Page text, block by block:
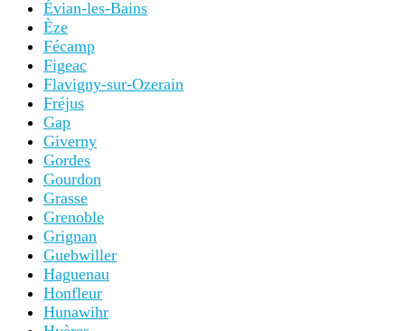
Évian-les-Bains
Èze
Fécamp
Figeac
Flavigny-sur-Ozerain
Fréjus
Gap
Giverny
Gordes
Gourdon
Grasse
Grenoble
Grignan
Guebwiller
Haguenau
Honfleur
Hunawihr